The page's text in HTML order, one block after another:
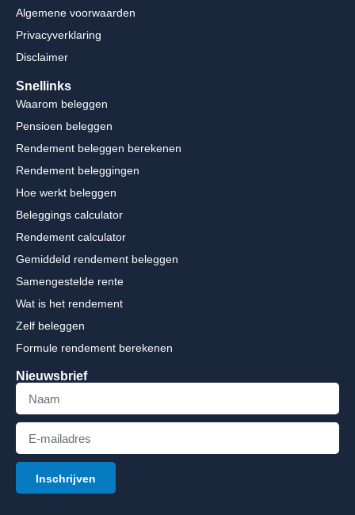
Algemene voorwaarden
Privacyverklaring
Disclaimer
Snellinks
Waarom beleggen
Pensioen beleggen
Rendement beleggen berekenen
Rendement beleggingen
Hoe werkt beleggen
Beleggings calculator
Rendement calculator
Gemiddeld rendement beleggen
Samengestelde rente
Wat is het rendement
Zelf beleggen
Formule rendement berekenen
Nieuwsbrief
Inschrijven